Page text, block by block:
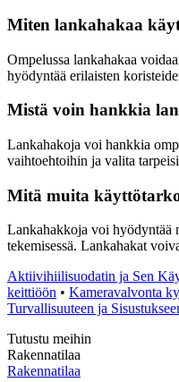
Miten lankahakaa
Ompelussa lankahakaa
hyödyntää erilaisten
Mistä voin hankkia
Lankahakoja voi hankkia
vaihtoehtoihin ja valita
Mitä muita
Lankahakkoja voi hyödyntää
tekemisessä. Lankahakat
Aktiivihiilisuodatin ja Sen
keittiöön • Kameravalvonta
Turvallisuuteen ja
Tutustu meihin
Rakennatilaa
Rakennatilaa